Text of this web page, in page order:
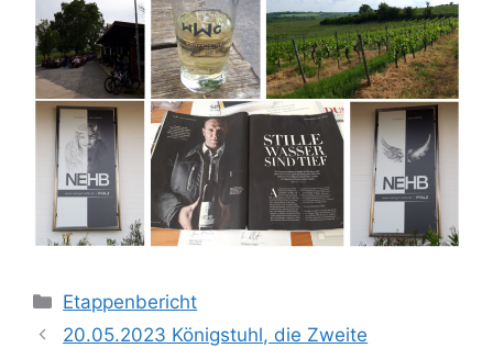
Kategorien
Etappenbericht
20.05.2023 Königstuhl, die Zweite